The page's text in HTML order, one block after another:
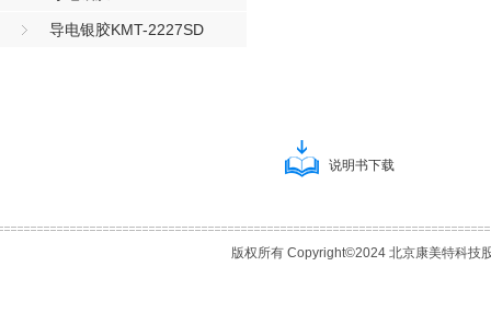
导电银胶KMT-2227SD
说明书下载
版权所有 Copyright©2024 北京康美特科